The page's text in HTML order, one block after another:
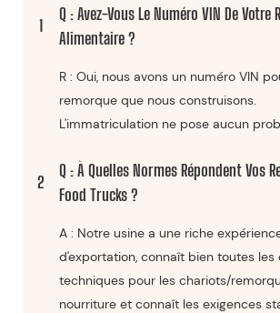
1
Q : Avez-Vous Le Numéro VIN De Votre
Alimentaire ?
R : Oui, nous avons un numéro VIN
remorque que nous construisons.
L'immatriculation ne pose aucun
2
Q : À Quelles Normes Répondent Vos
Food Trucks ?
A : Notre usine a une riche
d'exportation, connaît bien toutes les
techniques pour les chariots/
nourriture et connaît les exigences